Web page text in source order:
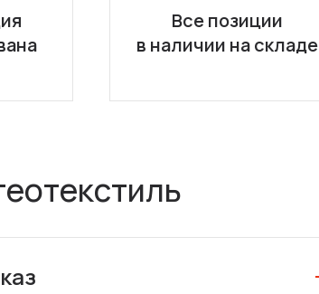
Все позиции
в наличии на складе